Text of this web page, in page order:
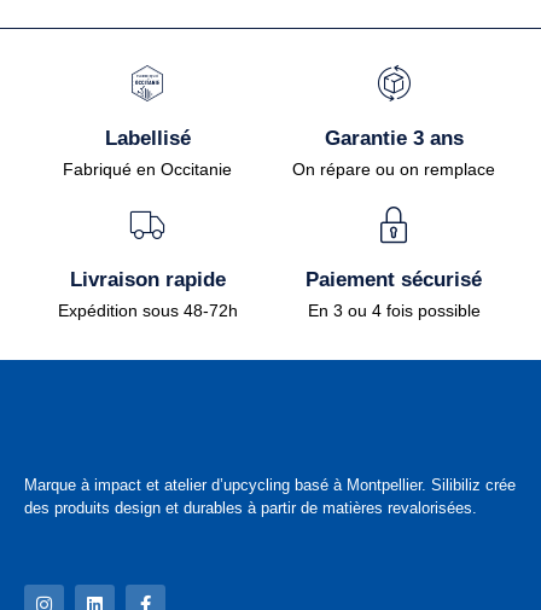
Labellisé
Fabriqué en Occitanie
Garantie 3 ans
On répare ou on remplace
Livraison rapide
Expédition sous 48-72h
Paiement sécurisé
En 3 ou 4 fois possible
Marque à impact et atelier d’upcycling basé à Montpellier. Silibiliz crée
des produits design et durables à partir de matières revalorisées.